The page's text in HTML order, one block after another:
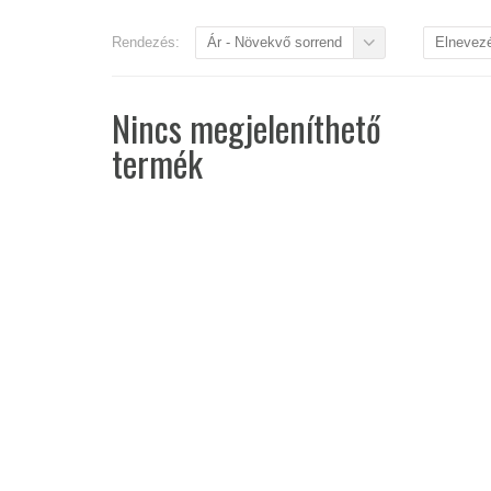
Rendezés: Ár - Növekvő sorrend
Nincs megjeleníthető
termék